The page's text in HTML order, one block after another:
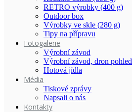
RETRO výrobky (400 g)
Outdoor box
Výrobky ve skle (280 g)
Tipy na přípravu
Fotogalerie
Výrobní závod
Výrobní závod, dron pohled
Hotová jídla
Média
Tiskové zprávy
Napsali o nás
Kontakty